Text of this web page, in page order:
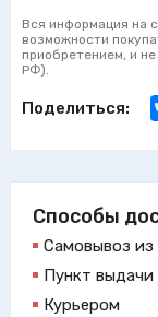
Вся информация на
возможности
приобретением, и
РФ).
Поделиться:
Способы
Самовывоз
Пункт выдачи
Курьером